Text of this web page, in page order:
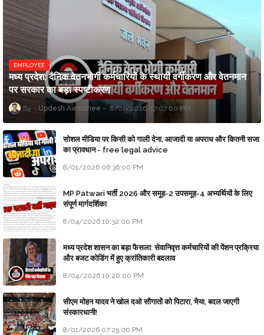
EMPLOYEE
मध्य प्रदेश: दैनिक वेतनभोगी कर्मचारियों के स्थायी वर्गीकरण और वेतनमान
पर सरकार का बड़ा स्पष्टीकरण
Updesh Awasthee 8/01/2026 07:07:00 PM
सोशल मीडिया पर किसी को गाली देना, आजादी या अपराध और कितनी सजा
का प्रावधान - free legal advice
8/01/2026 06:36:00 PM
MP Patwari भर्ती 2026 और समूह-2 उपसमूह-4 अभ्यर्थियों के लिए
संपूर्ण मार्गदर्शिका
8/04/2026 10:32:00 PM
मध्य प्रदेश शासन का बड़ा फैसला: सेवानिवृत्त कर्मचारियों की पेंशन प्रक्रिया
और बजट कोडिंग में हुए क्रांतिकारी बदलाव
8/04/2026 10:20:00 PM
सीएम मोहन यादव ने खोल दओ सौगातों को पिटारा, भैया, बदल जाएगी
संस्कारधानी!
8/01/2026 07:25:00 PM